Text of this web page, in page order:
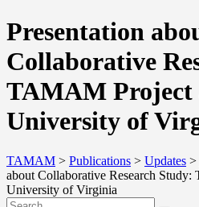
Presentation
Collaborative
TAMAM Project
University of
TAMAM > Publications > Updates >
about Collaborative Research
University of Virginia